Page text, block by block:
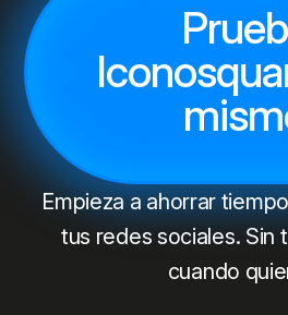
Empieza a ahorrar
tus redes sociales. Sin
cuando